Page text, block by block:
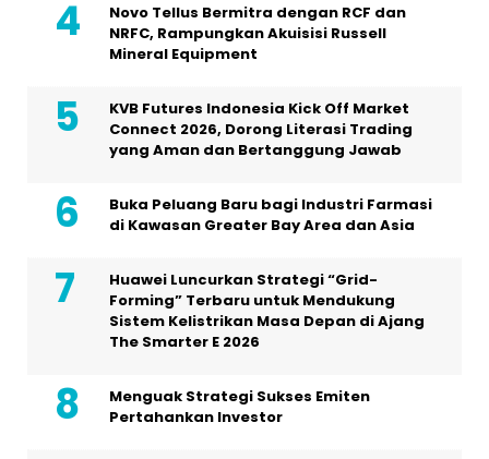
Novo Tellus Bermitra dengan RCF dan
NRFC, Rampungkan Akuisisi Russell
Mineral Equipment
KVB Futures Indonesia Kick Off Market
Connect 2026, Dorong Literasi Trading
yang Aman dan Bertanggung Jawab
Buka Peluang Baru bagi Industri Farmasi
di Kawasan Greater Bay Area dan Asia
Huawei Luncurkan Strategi “Grid-
Forming” Terbaru untuk Mendukung
Sistem Kelistrikan Masa Depan di Ajang
The Smarter E 2026
Menguak Strategi Sukses Emiten
Pertahankan Investor